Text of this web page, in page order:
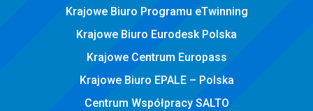
Krajowe Biuro Programu eTwinning
Krajowe Biuro Eurodesk Polska
Krajowe Centrum Europass
Krajowe Biuro EPALE – Polska
Centrum Współpracy SALTO